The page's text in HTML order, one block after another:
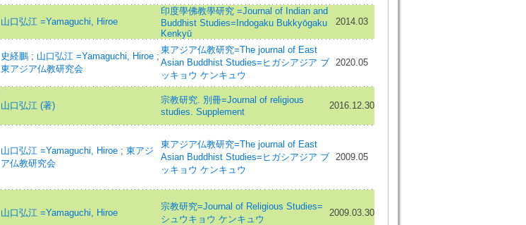
山口弘江 =Yamaguchi, Hiroe
印度學佛教學研究 =Journal of Indian and
Buddhist Studies=Indogaku Bukkyōgaku
Kenkyū
2014.03
史経鵬 ; 山口弘江 =Yamaguchi, Hiroe ;
東アジア仏教研究会
東アジア仏教研究=The journal of East
Asian Buddhist Studies=ヒガシアジア ブ
ッキョウ ケンキュウ
2020.05
山口弘江 (著)
宗教研究. 別冊=Journal of religious
studies. Supplement
2016.12.30
山口弘江 =Yamaguchi, Hiroe ; 東アジ
ア仏教研究会
東アジア仏教研究=The journal of East
Asian Buddhist Studies=ヒガシアジア ブ
ッキョウ ケンキュウ
2009.05
山口弘江 =Yamaguchi, Hiroe
宗教研究=Journal of Religious Studies=
シュウキョウ ケンキュウ
2009.03.30